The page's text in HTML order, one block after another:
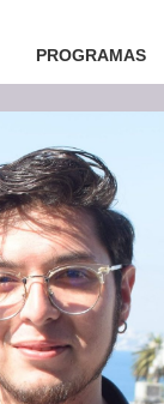
PROGRAMAS